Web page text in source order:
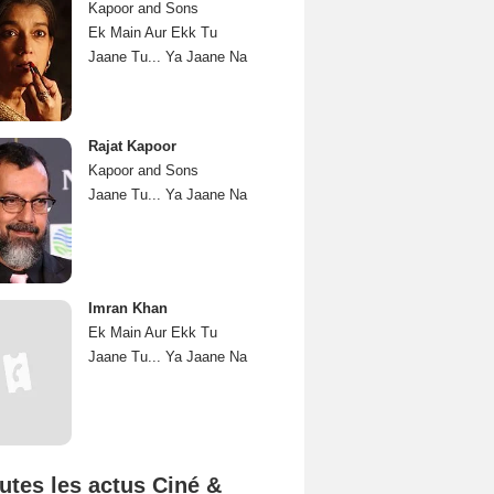
Kapoor and Sons
Ek Main Aur Ekk Tu
Jaane Tu... Ya Jaane Na
Rajat Kapoor
Kapoor and Sons
Jaane Tu... Ya Jaane Na
Imran Khan
Ek Main Aur Ekk Tu
Jaane Tu... Ya Jaane Na
les actus Ciné &